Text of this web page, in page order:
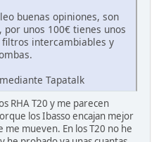
buenas opiniones, son
por unos 100€ tienes unos
filtros intercambiables y
Tapatalk
RHA T20 y me parecen
los Ibasso encajan mejor
me mueven. En los T20 no he